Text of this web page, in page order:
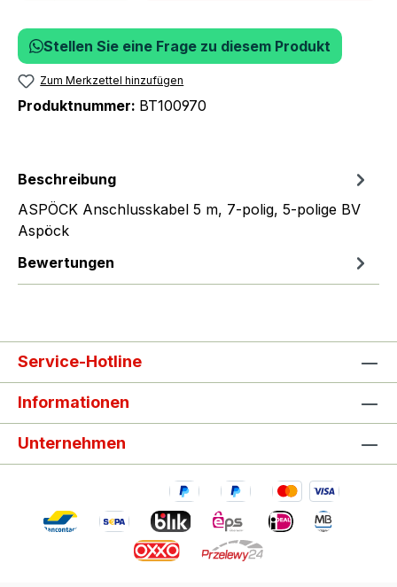
Stellen Sie eine Frage zu diesem Produkt
Zum Merkzettel hinzufügen
Produktnummer: BT100970
Beschreibung
ASPÖCK Anschlusskabel 5 m, 7-polig, 5-polige BV
Aspöck
Bewertungen
Service-Hotline
Informationen
Unternehmen